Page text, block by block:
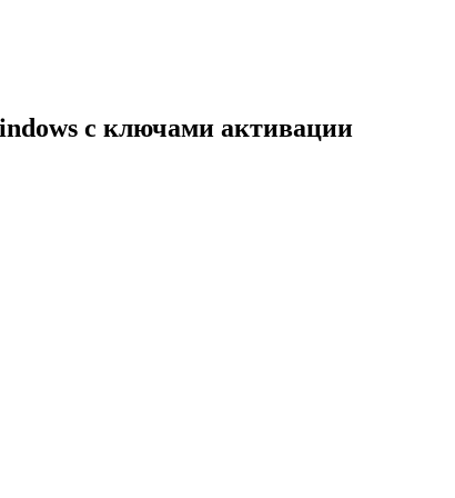
с ключами активации